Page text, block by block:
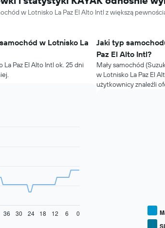
w Lotnisko La Paz El Alto Intl z większą
w Lotnisko La
Paz El Alto Intl ok. 25 dni
30 0
36 24 18 12 6
Jaki typ
Paz El Alto Intl?
Mały samochód
w Lotnisko La Paz El
użytkownicy znaleźli